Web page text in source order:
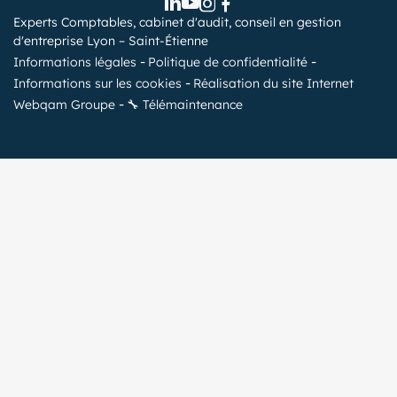
Experts Comptables, cabinet d'audit, conseil en gestion
d'entreprise Lyon – Saint-Étienne
Informations légales
Politique de confidentialité
Informations sur les cookies
Réalisation du site Internet
Webqam Groupe
🔧 Télémaintenance